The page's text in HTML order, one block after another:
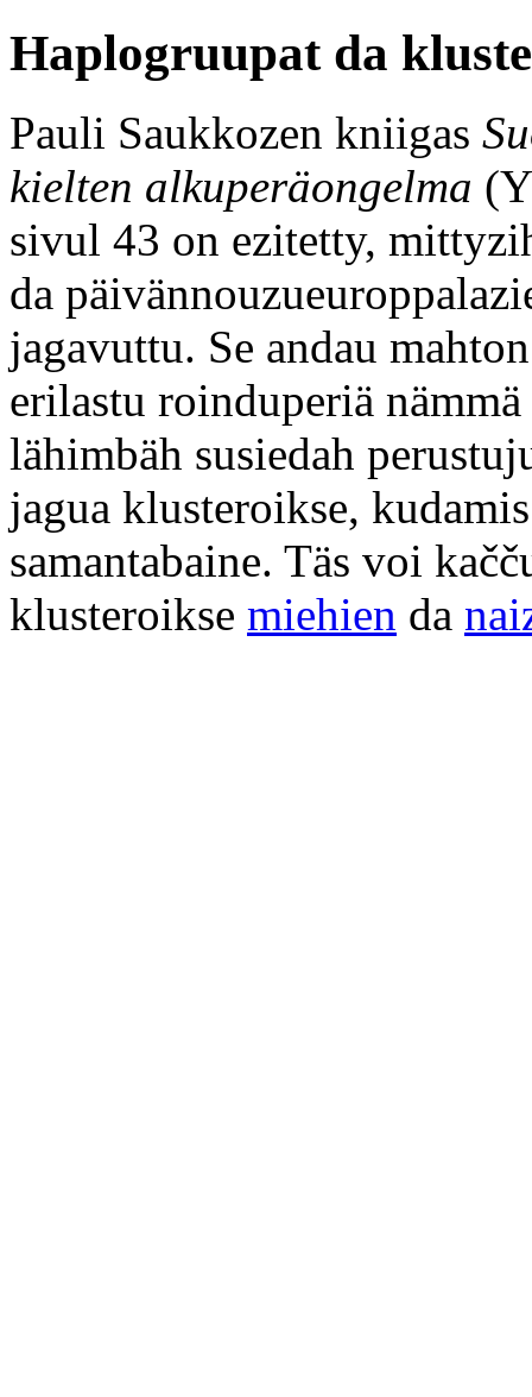
Haplogruupat da
Pauli Saukkozen kniigas
kielten alkuperäongelma
sivul 43 on ezitetty,
da
jagavuttu. Se andau
erilastu roinduperiä
lähimbäh susiedah
jagua klusteroikse,
samantabaine. Täs voi
klusteroikse miehien da